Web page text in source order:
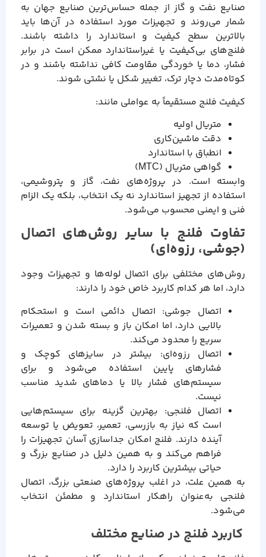
صنایع نفت و گاز از جمله حساس‌ترین صنایع جهان به
شمار می‌روند و تجهیزات مورد استفاده در آن‌ها باید
بالاترین سطح کیفیت و استاندارد را داشته باشند.
فلنج‌های بی‌کیفیت یا غیراستاندارد ممکن است در برابر
فشار، دما یا خوردگی مقاومت کافی نداشته باشند و در
کوتاه‌مدت دچار ترک، تغییر شکل یا نشتی شوند.
کیفیت فلنج مستقیماً به عواملی مانند:
متریال اولیه
دقت ماشین‌کاری
انطباق با استاندارد
گواهی متریال (MTC)
وابسته است. در پروژه‌های نفت، گاز و پتروشیمی،
استفاده از تجهیز استاندارد نه یک انتخاب، بلکه یک الزام
فنی و ایمنی محسوب می‌شود.
تفاوت فلنج با سایر روش‌های اتصال
(جوشی، رزوه‌ای)
روش‌های مختلفی برای اتصال لوله‌ها و تجهیزات وجود
دارد، اما هر کدام کاربرد خاص خود را دارند:
اتصال جوشی: اتصال دائمی است و استحکام
بالایی دارد، اما امکان باز و بسته شدن و تعمیرات
سریع را محدود می‌کند.
اتصال رزوه‌ای: بیشتر در سایزهای کوچک و
فشارهای پایین استفاده می‌شود و برای
سیستم‌های فشار بالا یا دماهای شدید مناسب
نیست.
اتصال فلنجی: بهترین گزینه برای سیستم‌هایی
است که نیاز به بازرسی، تعمیر، تعویض یا توسعه
آینده دارند. فلنج امکان جداسازی آسان تجهیزات را
فراهم می‌کند و به همین دلیل در صنایع بزرگ و
حیاتی بیشترین کاربرد را دارد.
به همین علت، در اغلب پروژه‌های صنعتی بزرگ، اتصال
فلنجی به‌عنوان راهکار استاندارد و مطمئن انتخاب
می‌شود.
کاربرد فلنج در صنایع مختلف